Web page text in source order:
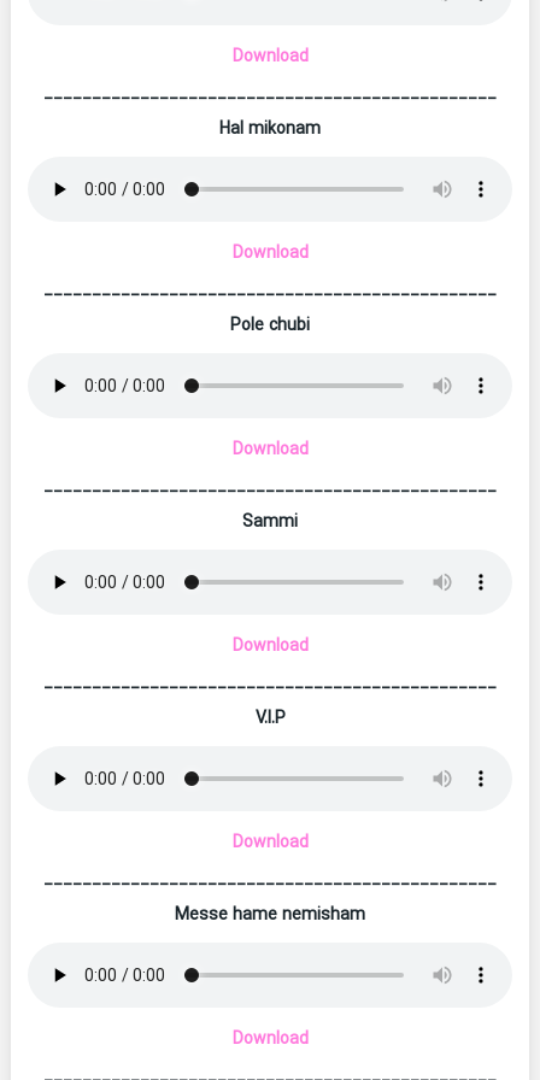
Download
_______________________________________________
Hal mikonam
Download
_______________________________________________
Pole chubi
Download
_______________________________________________
Sammi
Download
_______________________________________________
V.I.P
Download
_______________________________________________
Messe hame nemisham
Download